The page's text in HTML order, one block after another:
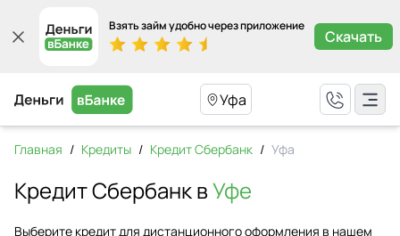
Взять займ удобно через приложение
Скачать
Уфа
Главная / Кредиты / Кредит Сбербанк / Уфа
Кредит Сбербанк вУфе
Выберите кредит для дистанционного оформления в нашем